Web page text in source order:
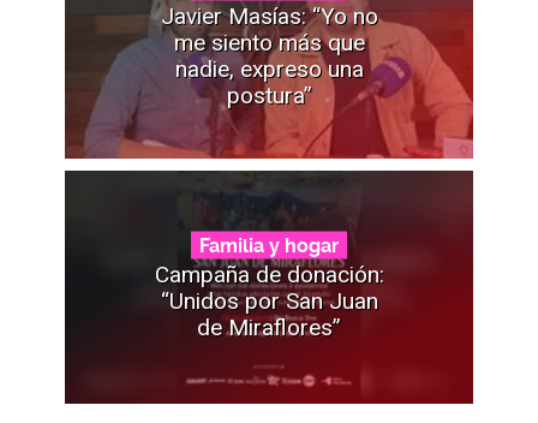
Javier Masías: “Yo no
me siento más que
nadie, expreso una
postura”
Familia y hogar
Campaña de donación:
“Unidos por San Juan
de Miraflores”